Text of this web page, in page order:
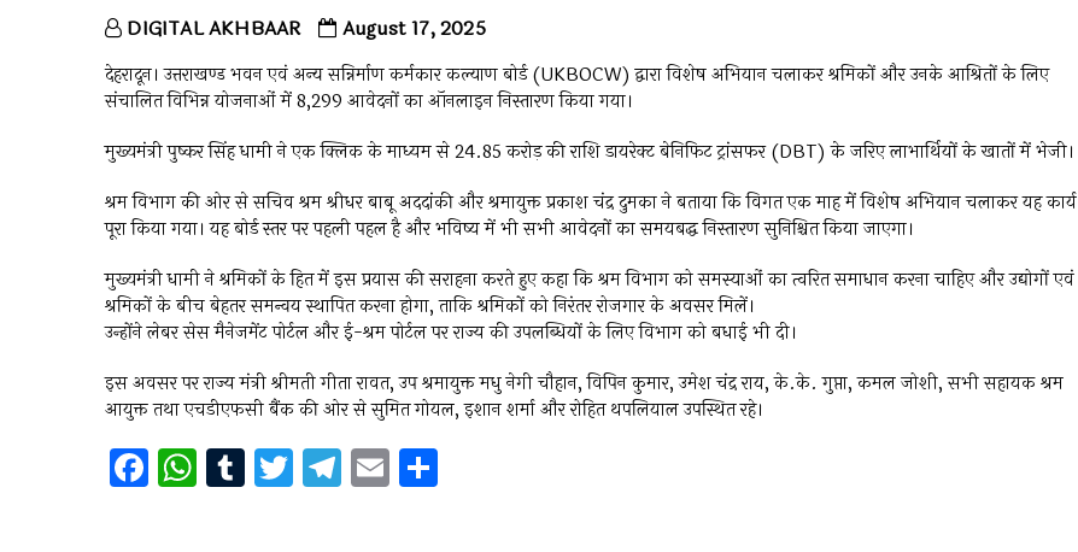
DIGITAL AKHBAAR August 17, 2025
देहरादून। उत्तराखण्ड भवन एवं अन्य सन्निर्माण कर्मकार कल्याण बोर्ड (UKBOCW) द्वारा विशेष अभियान चलाकर श्रमिकों और उनके आश्रितों के लिए
संचालित विभिन्न योजनाओं में 8,299 आवेदनों का ऑनलाइन निस्तारण किया गया।
मुख्यमंत्री पुष्कर सिंह धामी ने एक क्लिक के माध्यम से ₹24.85 करोड़ की राशि डायरेक्ट बेनिफिट ट्रांसफर (DBT) के जरिए लाभार्थियों के खातों में भेजी।
श्रम विभाग की ओर से सचिव श्रम श्रीधर बाबू अददांकी और श्रमायुक्त प्रकाश चंद्र दुमका ने बताया कि विगत एक माह में विशेष अभियान चलाकर यह कार्य
पूरा किया गया। यह बोर्ड स्तर पर पहली पहल है और भविष्य में भी सभी आवेदनों का समयबद्ध निस्तारण सुनिश्चित किया जाएगा।
मुख्यमंत्री धामी ने श्रमिकों के हित में इस प्रयास की सराहना करते हुए कहा कि श्रम विभाग को समस्याओं का त्वरित समाधान करना चाहिए और उद्योगों एवं
श्रमिकों के बीच बेहतर समन्वय स्थापित करना होगा, ताकि श्रमिकों को निरंतर रोजगार के अवसर मिलें।
उन्होंने लेबर सेस मैनेजमेंट पोर्टल और ई-श्रम पोर्टल पर राज्य की उपलब्धियों के लिए विभाग को बधाई भी दी।
इस अवसर पर राज्य मंत्री श्रीमती गीता रावत, उप श्रमायुक्त मधु नेगी चौहान, विपिन कुमार, उमेश चंद्र राय, के.के. गुप्ता, कमल जोशी, सभी सहायक श्रम
आयुक्त तथा एचडीएफसी बैंक की ओर से सुमित गोयल, इशान शर्मा और रोहित थपलियाल उपस्थित रहे।
F
a
W
h
T
u
T
wi
T
el
E
m